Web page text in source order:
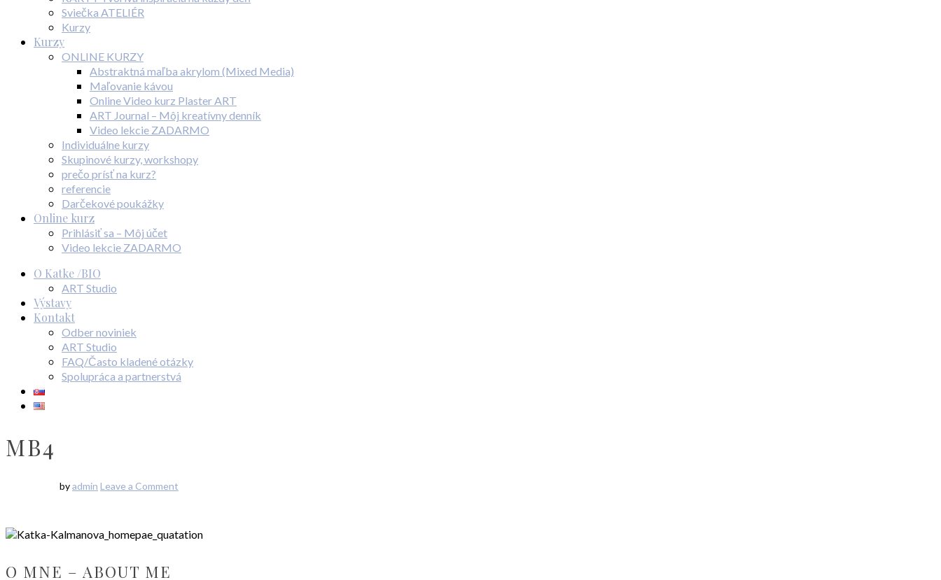
Sviečka ATELIÉR
Kurzy
Kurzy
ONLINE KURZY
Abstraktná maľba akrylom (Mixed Media)
Maľovanie kávou
Online Video kurz Plaster ART
ART Journal – Môj kreatívny denník
Video lekcie ZADARMO
Individuálne kurzy
Skupinové kurzy, workshopy
prečo prísť na kurz?
referencie
Darčekové poukážky
Online kurz
Prihlásiť sa – Môj účet
Video lekcie ZADARMO
O Katke /BIO
ART Studio
Výstavy
Kontakt
Odber noviniek
ART Studio
FAQ/Často kladené otázky
Spolupráca a partnerstvá
MB4
byadmin Leave a Comment
O MNE – ABOUT ME